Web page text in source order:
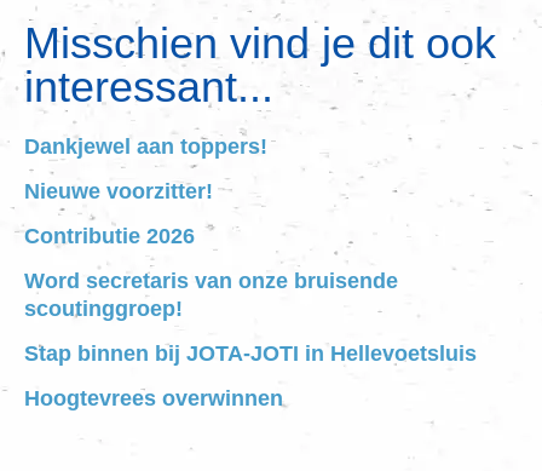
Misschien vind je dit ook
interessant...
Dankjewel aan toppers!
Nieuwe voorzitter!
Contributie 2026
Word secretaris van onze bruisende
scoutinggroep!
Stap binnen bij JOTA-JOTI in Hellevoetsluis
Hoogtevrees overwinnen